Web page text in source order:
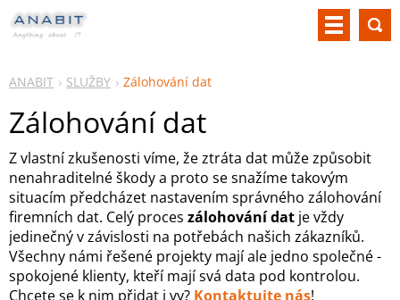
ANABIT SLUŽBY Zálohování dat
Zálohování dat
Z vlastní zkušenosti víme, že ztráta dat může způsobit
nenahraditelné škody a proto se snažíme takovým
situacím předcházet nastavením správného zálohování
firemních dat. Celý proces zálohování dat je vždy
jedinečný v závislosti na potřebách našich zákazníků.
Všechny námi řešené projekty mají ale jedno společné -
spokojené klienty, kteří mají svá data pod kontrolou.
Chcete se k nim přidat i vy? Kontaktujte nás!